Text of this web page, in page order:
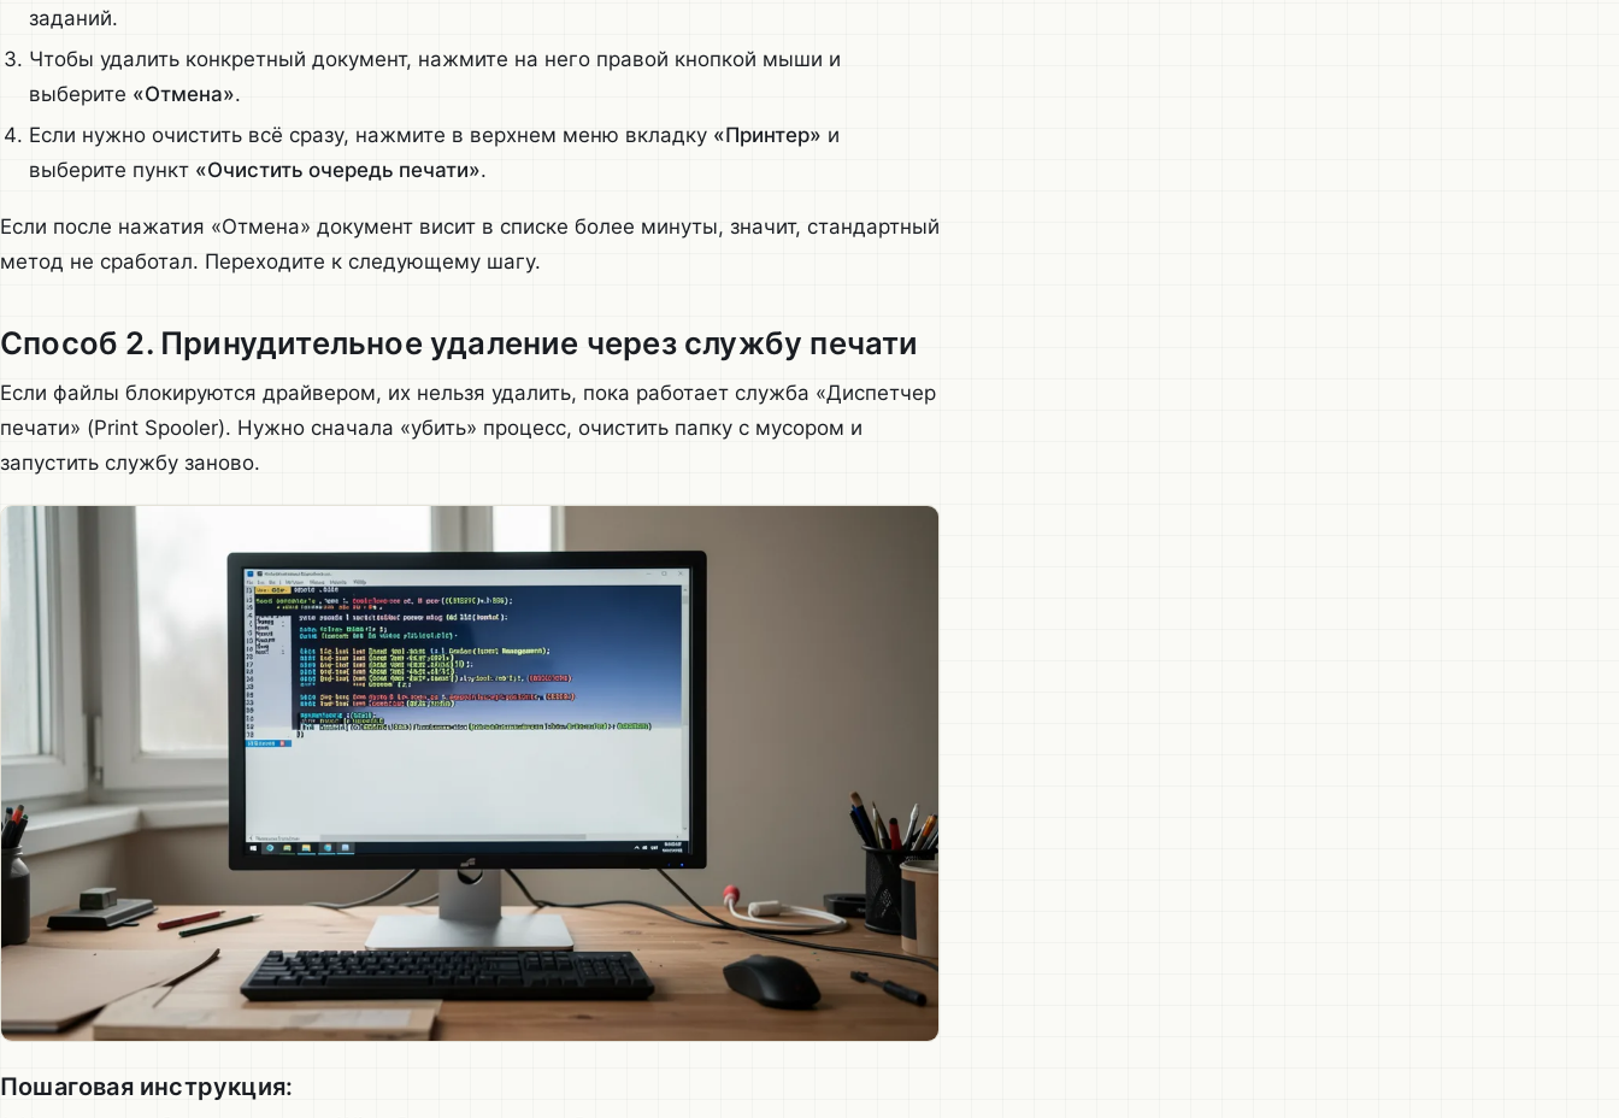
заданий.
Чтобы удалить конкретный документ, нажмите на него правой кнопкой мыши и
выберите «Отмена».
Если нужно очистить всё сразу, нажмите в верхнем меню вкладку «Принтер» и
выберите пункт «Очистить очередь печати».
Если после нажатия «Отмена» документ висит в списке более минуты, значит, стандартный
метод не сработал. Переходите к следующему шагу.
Способ 2. Принудительное удаление через службу печати
Если файлы блокируются драйвером, их нельзя удалить, пока работает служба «Диспетчер
печати» (Print Spooler). Нужно сначала «убить» процесс, очистить папку с мусором и
запустить службу заново.
Пошаговая инструкция: